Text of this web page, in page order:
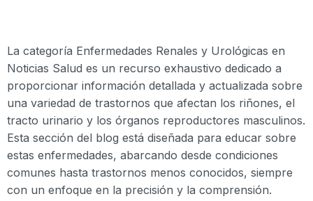
La categoría Enfermedades Renales y Urológicas en
Noticias Salud es un recurso exhaustivo dedicado a
proporcionar información detallada y actualizada sobre
una variedad de trastornos que afectan los riñones, el
tracto urinario y los órganos reproductores masculinos.
Esta sección del blog está diseñada para educar sobre
estas enfermedades, abarcando desde condiciones
comunes hasta trastornos menos conocidos, siempre
con un enfoque en la precisión y la comprensión.